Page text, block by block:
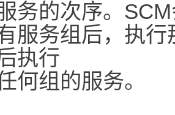
务的次序。
服务组后，执
执行
何组的服务。